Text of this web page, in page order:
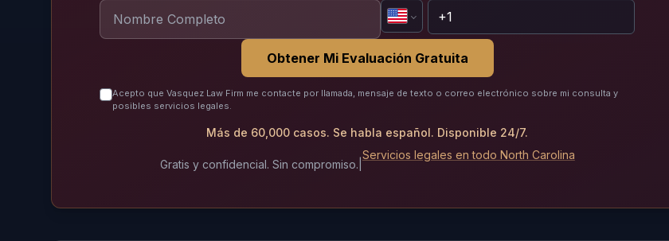
Obtener Mi Evaluación Gratuita
Acepto que Vasquez Law Firm me contacte por llamada, mensaje de texto o correo electrónico sobre mi consulta y
posibles servicios legales.
Más de 60,000 casos. Se habla español. Disponible 24/7.
Gratis y confidencial. Sin compromiso.
Servicios legales en todo North Carolina